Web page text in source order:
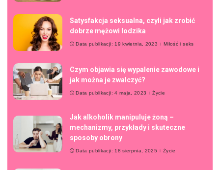
Satysfakcja seksualna, czyli jak zrobić
dobrze mężowi lodzika
Data publikacji: 19 kwietnia, 2023 Miłość i seks
Czym objawia się wypalenie zawodowe i
jak można je zwalczyć?
Data publikacji: 4 maja, 2023 Życie
Jak alkoholik manipuluje żoną –
mechanizmy, przykłady i skuteczne
sposoby obrony
Data publikacji: 18 sierpnia, 2025 Życie